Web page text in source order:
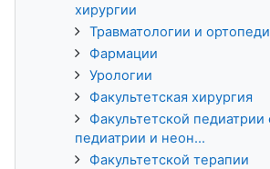
хирургии
Травматологии и
Фармации
Урологии
Факультетская хирургия
Факультетской педиатрии
педиатрии и неон...
Факультетской терапии